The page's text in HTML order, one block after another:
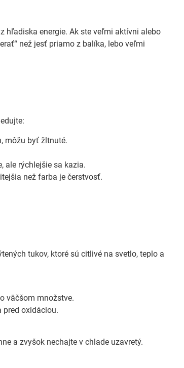
hľadiska energie. Ak ste veľmi aktívni alebo
než jesť priamo z balíka, lebo veľmi
môžu byť žltnuté.
ale rýchlejšie sa kazia.
než farba je čerstvosť.
tukov, ktoré sú citlivé na svetlo, teplo a
väčšom množstve.
pred oxidáciou.
a zvyšok nechajte v chlade uzavretý.